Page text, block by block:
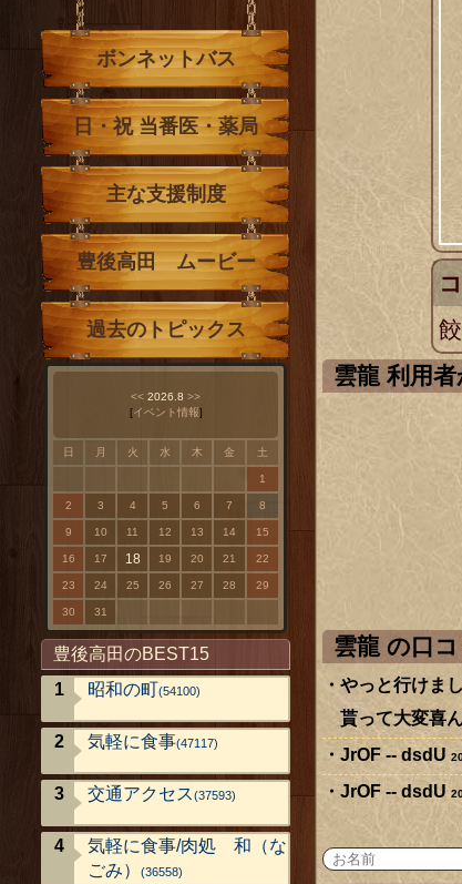
雲龍 利用
雲龍 の口
やっと行けま
貰って大変喜
JrOF -- dsdU
JrOF -- dsdU
ボンネットバス
日・祝 当番医・薬局
主な支援制度
豊後高田 ムービー
過去のトピックス
<< 2026.8 >>
[イベント情報]
日 月 火 水 木 金 土
1
2 3 4 5 6 7 8
9 10 11 12 13 14 15
16 17 18 19 20 21 22
23 24 25 26 27 28 29
30 31
豊後高田のBEST15
昭和の町(54100)
気軽に食事(47117)
交通アクセス(37593)
気軽に食事/肉処 和（な
ごみ）
(36558)